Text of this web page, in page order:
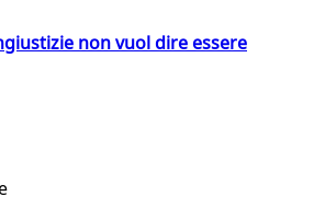
non vuol dire essere